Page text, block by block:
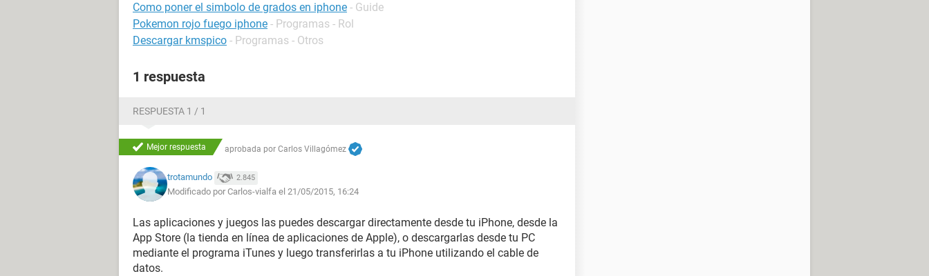
Como poner el simbolo de grados en iphone - Guide
Pokemon rojo fuego iphone - Programas - Rol
Descargar kmspico - Programas - Otros
1 respuesta
RESPUESTA 1 / 1
Mejor respuesta aprobada por Carlos Villagómez
trotamundo 2.845
Modificado por Carlos-vialfa el 21/05/2015, 16:24
Las aplicaciones y juegos las puedes descargar directamente desde tu iPhone, desde la
App Store (la tienda en línea de aplicaciones de Apple), o descargarlas desde tu PC
mediante el programa iTunes y luego transferirlas a tu iPhone utilizando el cable de
datos.